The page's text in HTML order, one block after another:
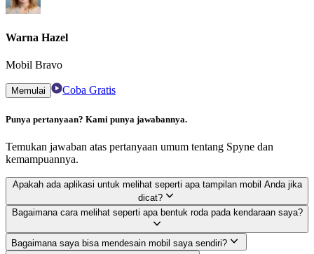
Warna Hazel
Mobil Bravo
Memulai Coba Gratis
Punya pertanyaan? Kami punya jawabannya.
Temukan jawaban atas pertanyaan umum tentang Spyne dan
kemampuannya.
Apakah ada aplikasi untuk melihat seperti apa tampilan mobil Anda jika
dicat?
Bagaimana cara melihat seperti apa bentuk roda pada kendaraan saya?
Bagaimana saya bisa mendesain mobil saya sendiri?